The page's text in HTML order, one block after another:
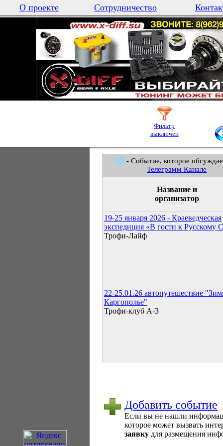
О проекте Сотрудничество
Фильтр
выключен
- Событие, которое
Телеграмм Канале
Название и
организатор
19-25 января 2026 - Краеведческая
экспедиция «В гости к Русскому
Трофи-Лайф
22-25.01.26 автопутешествие
Каргополье"
Трофи-клуб А-3
Добавить событие
Если вы не нашли
которое может вызвать
заявку для размещения